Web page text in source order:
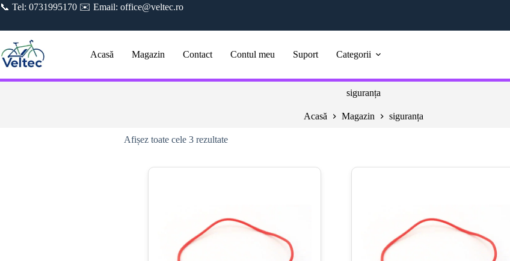
Sari
📞 Tel: 0731995170 ✉️ Email: office@veltec.ro
Acasă Magazin Contact Contul meu Suport Categorii
siguranța
Acasă Magazin siguranța
Afișez toate cele 3 rezultateSortat